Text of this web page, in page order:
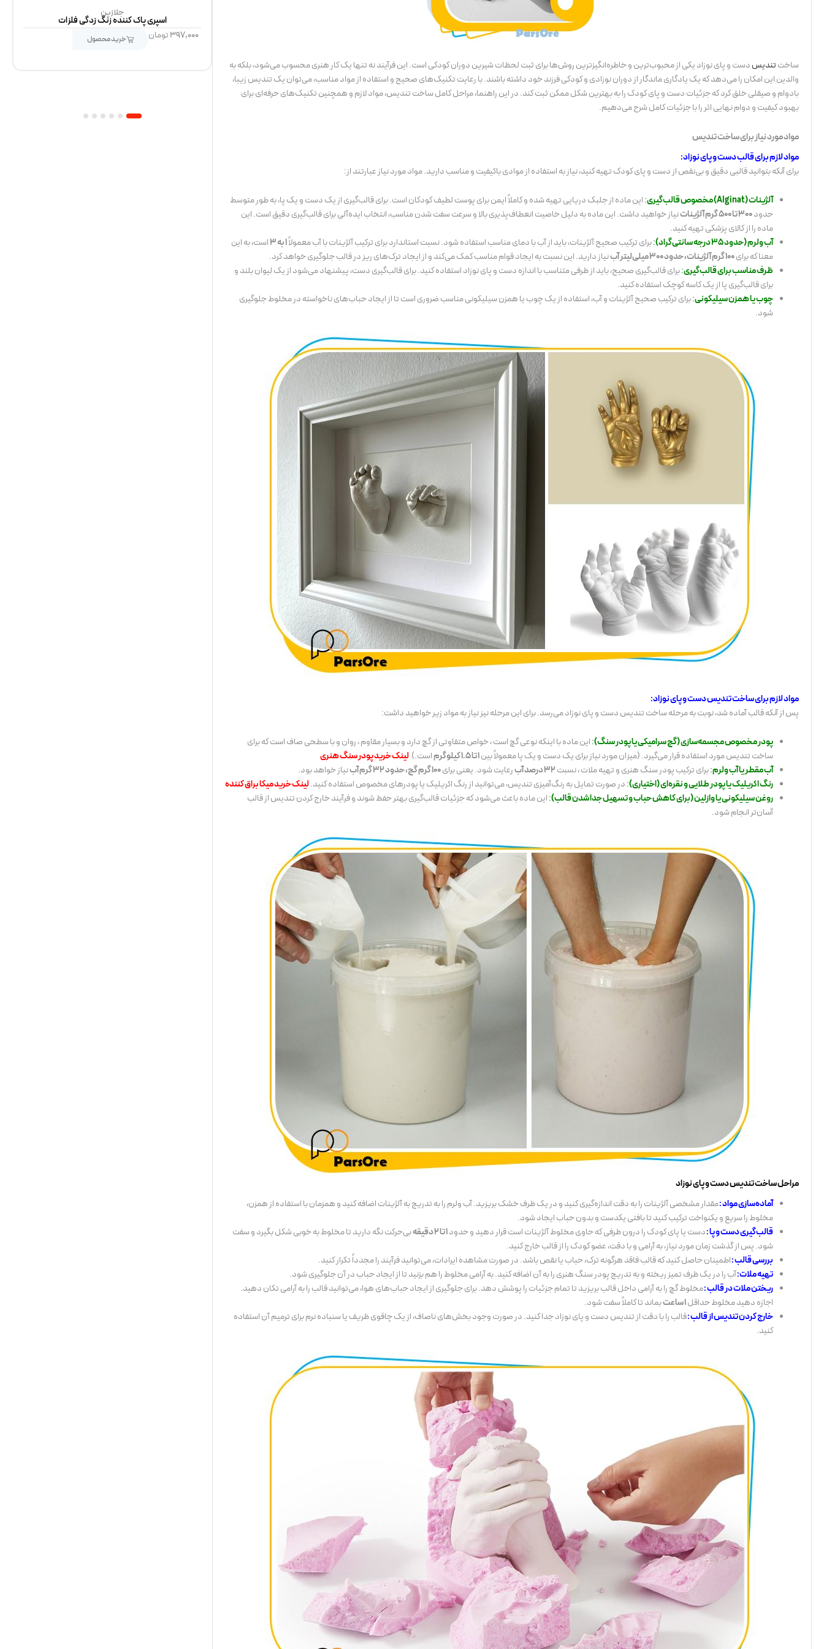
ساختتندیسدست و پای نوزاد یکی از محبوب‌ترین و خاطره‌انگیزترین روش‌ها برای ثبت لحظات شیرین دوران کودکی است. این فرآیند نه تنها یک کار هنری محسوب می‌شود، بلکه به
والدین این امکان را می‌دهد که یک یادگاری ماندگار از دوران نوزادی و کودکی فرزند خود داشته باشند. با رعایت تکنیک‌های صحیح و استفاده از مواد مناسب، می‌توان یک تندیس زیبا،
بادوام و صیقلی خلق کرد که جزئیات دست و پای کودک را به بهترین شکل ممکن ثبت کند. در این راهنما، مراحل کامل ساخت تندیس، مواد لازم و همچنین تکنیک‌های حرفه‌ای برای
بهبود کیفیت و دوام نهایی اثر را با جزئیات کامل شرح می‌دهیم.
مواد مورد نیاز برای ساخت تندیس
مواد لازم برای قالب دست و پای نوزاد:
برای آنکه بتوانید قالبی دقیق و بی‌نقص از دست و پای کودک تهیه کنید، نیاز به استفاده از موادی باکیفیت و مناسب دارید. مواد مورد نیاز عبارتند از:
آلژینات (Alginat) مخصوص قالب‌گیری :این ماده از جلبک دریایی تهیه شده و کاملاً ایمن برای پوست لطیف کودکان است. برای قالب‌گیری از یک دست و یک پا، به طور متوسط
حدود300 تا 500 گرم آلژینات
نیاز خواهید داشت. این ماده به دلیل خاصیت انعطاف‌پذیری بالا و سرعت سفت شدن مناسب، انتخاب ایده‌آلی برای قالب‌گیری دقیق است. این
ماده را از کالای پزشکی تهیه کنید.
آب ولرم (حدود 35 درجه سانتی‌گراد)
:برای ترکیب صحیح آلژینات، باید از آب با دمای مناسب استفاده شود. نسبت استاندارد برای ترکیب آلژینات با آب معمولاً1 به 3
است، به این
معنا که برای100 گرم آلژینات، حدود 300 میلی‌لیتر آب
نیاز دارید. این نسبت به ایجاد قوام مناسب کمک می‌کند و از ایجاد ترک‌های ریز در قالب جلوگیری خواهد کرد.
ظرف مناسب برای قالب‌گیری:برای قالب‌گیری صحیح، باید از ظرفی متناسب با اندازه دست و پای نوزاد استفاده کنید. برای قالب‌گیری دست، پیشنهاد می‌شود از یک لیوان بلند و
برای قالب‌گیری پا از یک کاسه کوچک استفاده کنید.
چوب یا همزن سیلیکونی:برای ترکیب صحیح آلژینات و آب، استفاده از یک چوب یا همزن سیلیکونی مناسب ضروری است تا از ایجاد حباب‌های ناخواسته در مخلوط جلوگیری
شود.
مواد لازم برای ساخت تندیس دست و پای نوزاد:
پس از آنکه قالب آماده شد، نوبت به مرحله ساخت تندیس دست و پای نوزاد می‌رسد. برای این مرحله نیز نیاز به مواد زیر خواهید داشت:
پودر مخصوص مجسمه‌سازی (گچ سرامیکی یا پودر سنگ):این ماده با اینکه نوعی گچ است ، خواص متفاوتی از گچ دارد و بسیار مقاوم ، روان و با سطحی صاف است که برای
ساخت تندیس مورد استفاده قرار می‌گیرد. (میزان مورد نیاز برای یک دست و یک پا معمولاً بین1 تا 1.5 کیلوگرم است.) لینک خرید پودر سنگ هنری
آب مقطر یا آب ولرم:برای ترکیب پودر سنگ هنری و تهیه ملات ، نسبت32 درصد آب رعایت شود. یعنی برای100 گرم گچ، حدود 32 گرم آب
نیاز خواهد بود.
رنگ اکریلیک یا پودر طلایی و نقره‌ای (اختیاری):در صورت تمایل به رنگ‌آمیزی تندیس، می‌توانید از رنگ اکریلیک یا پودرهای مخصوص استفاده کنید.لینک خرید میکا براق کننده
روغن سیلیکونی یا وازلین (برای کاهش حباب و تسهیل جدا شدن قالب):این ماده باعث می‌شود که جزئیات قالب‌گیری بهتر حفظ شوند و فرآیند خارج کردن تندیس از قالب
آسان‌تر انجام شود.
مراحل ساخت تندیس دست و پای نوزاد
آماده‌سازی مواد :مقدار مشخصی آلژینات را به دقت اندازه‌گیری کنید و در یک ظرف خشک بریزید. آب ولرم را به تدریج به آلژینات اضافه کنید و همزمان با استفاده از همزن،
مخلوط را سریع و یکنواخت ترکیب کنید تا بافتی یکدست و بدون حباب ایجاد شود.
قالب‌گیری دست و پا :دست یا پای کودک را درون ظرفی که حاوی مخلوط آلژینات است قرار دهید و حدود1 تا 2 دقیقه
بی‌حرکت نگه دارید تا مخلوط به خوبی شکل بگیرد و سفت
شود. پس از گذشت زمان مورد نیاز، به آرامی و با دقت، عضو کودک را از قالب خارج کنید.
بررسی قالب :اطمینان حاصل کنید که قالب فاقد هرگونه ترک، حباب یا نقص باشد. در صورت مشاهده ایرادات، می‌توانید فرآیند را مجدداً تکرار کنید.
تهیه ملات:آب را در یک ظرف تمیز ریخته و به تدریج پودر سنگ هنری را به آن اضافه کنید. به آرامی مخلوط را هم بزنید تا از ایجاد حباب در آن جلوگیری شود.
ریختن ملات در قالب :مخلوط گچ را به آرامی داخل قالب بریزید تا تمام جزئیات را پوشش دهد. برای جلوگیری از ایجاد حباب‌های هوا، می‌توانید قالب را به آرامی تکان دهید.
اجازه دهید مخلوط حداقل1 ساعت
بماند تا کاملاً سفت شود.
خارج کردن تندیس از قالب :قالب را با دقت از تندیس دست و پای نوزاد جدا کنید. در صورت وجود بخش‌های ناصاف، از یک چاقوی ظریف یا سنباده نرم برای ترمیم آن استفاده
کنید.
اصلی:
۲,۰۲۹,۰۰۰ تومان
بود.
۱,۷۵۰,۰۰۰تومان
فعلی:
۱,۷۵۰,۰۰۰ تومان.
جلازین
اسپری پاک کننده زنگ زدگی فلزات
۳۹۷,۰۰۰تومان خرید محصول
1
2